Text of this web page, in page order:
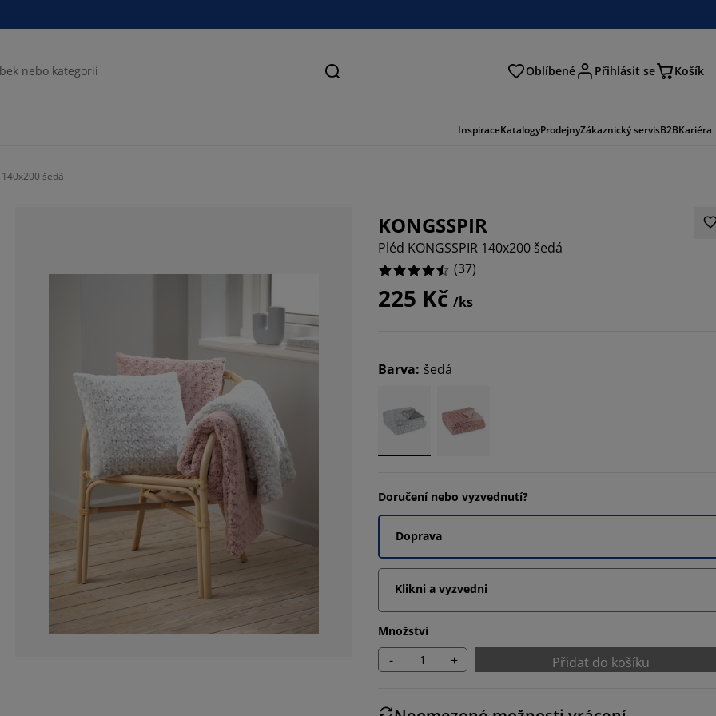
Hledat Oblíbené Přihlásit se Košík
InspiraceKatalogyProdejnyZákaznický servisB2BKariéra
140x200 šedá
KONGSSPIR
Pléd KONGSSPIR 140x200 šedá
(37)
225 Kč /ks
Barva: šedá
Doručení nebo vyzvednutí?
Doprava
Klikni a vyzvedni
Množství
- + Přidat do košíku
78.37837837837837%
10.81081081081081%
8.108108108108109%
2.7027027027027026%